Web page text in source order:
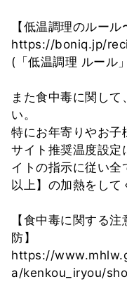
【低温調理のルー
https://boniq.jp/
(「低温調理 ルール
また食中毒に関して
い。
特にお年寄りやお子
サイト推奨温度設定
イトの指示に従い
以上】の加熱をして
【食中毒に関する
防】
https://
a/kenkou_iryou/